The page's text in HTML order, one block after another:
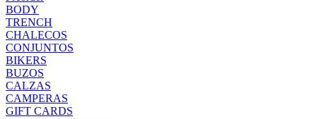
BODY
TRENCH
CHALECOS
CONJUNTOS
BIKERS
BUZOS
CALZAS
CAMPERAS
GIFT CARDS